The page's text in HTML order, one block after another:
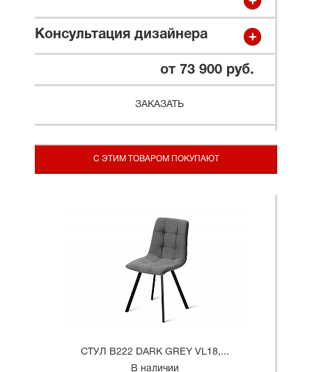
Консультация дизайнера
от 73 900 руб.
ЗАКАЗАТЬ
С ЭТИМ ТОВАРОМ ПОКУПАЮТ
СТУЛ B222 DARK GREY VL18,...
В наличии